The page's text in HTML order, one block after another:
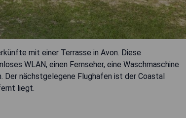
mit einer Terrasse in Avon. Diese
WLAN, einen Fernseher, eine Waschmaschine
nächstgelegene Flughafen ist der Coastal
liegt.